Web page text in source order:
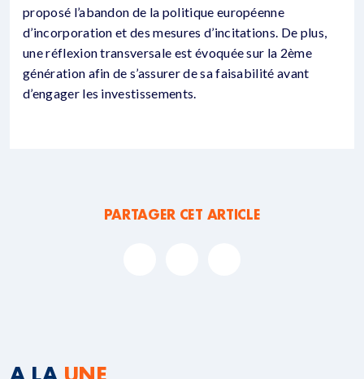
proposé l’abandon de la politique européenne
d’incorporation et des mesures d’incitations. De plus,
une réflexion transversale est évoquée sur la 2ème
génération afin de s’assurer de sa faisabilité avant
d’engager les investissements.
PARTAGER CET ARTICLE
A LA UNE